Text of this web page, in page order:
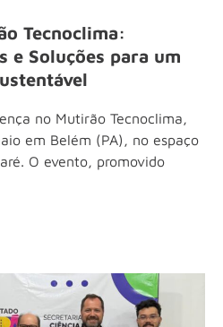
Tecnoclima:
e Soluções para um
no Mutirão Tecnoclima,
em Belém (PA), no espaço
O evento, promovido